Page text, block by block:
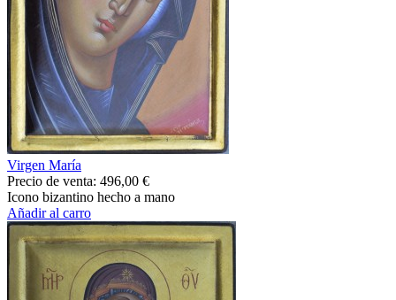
Virgen María
Precio de venta: 496,00 €
Icono bizantino hecho a mano
Añadir al carro